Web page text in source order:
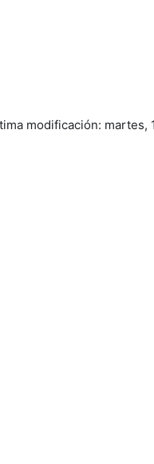
modificación: martes,